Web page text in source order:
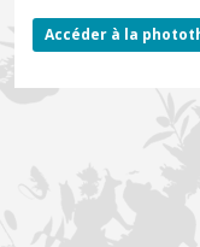
Accéder à la